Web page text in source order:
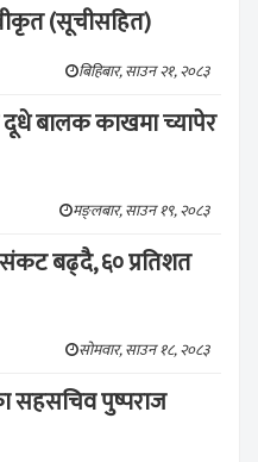
(सूचीसहित)
बिहिबार, साउन २१, २०८३
बालक काखमा च्यापेर
मङ्लबार, साउन १९, २०८३
बढ्दै, ६० प्रतिशत
सोमवार, साउन १८, २०८३
सहसचिव पुष्पराज